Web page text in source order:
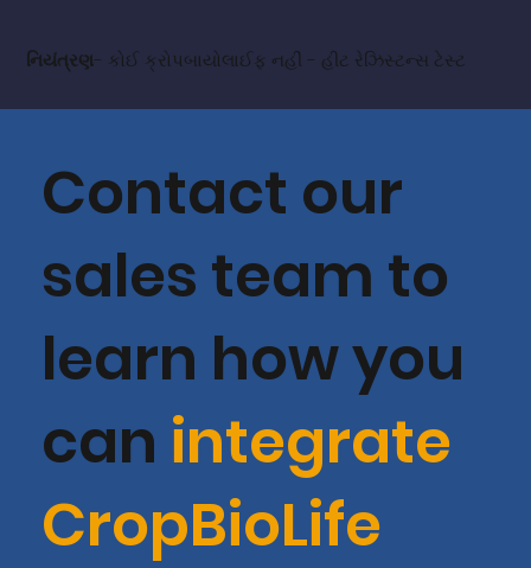
નિયંત્રણ- કોઈ ક્રોપબાયોલાઈફ નહીં - હીટ રેઝિસ્ટન્સ ટેસ્ટ
Contact our
sales team to
learn how you
can integrate
CropBioLife